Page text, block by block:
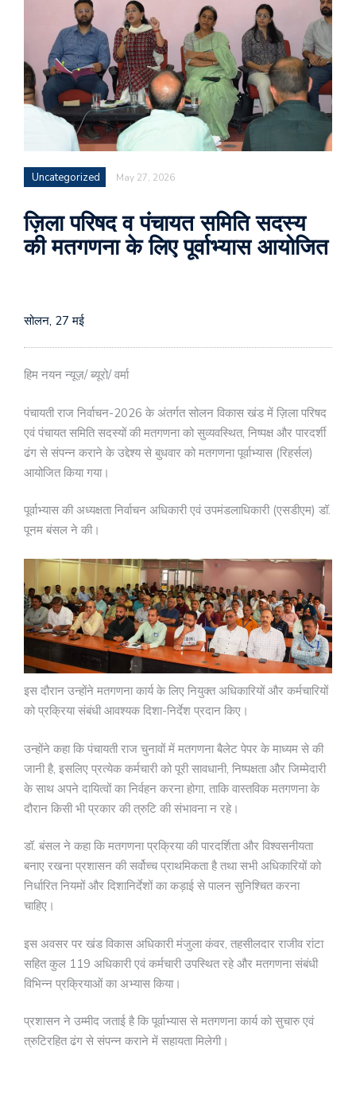
Uncategorized May 27, 2026
ज़िला परिषद व पंचायत समिति सदस्य
की मतगणना के लिए पूर्वाभ्यास आयोजित
सोलन, 27 मई
हिम नयन न्यूज़/ ब्यूरो/ वर्मा
पंचायती राज निर्वाचन-2026 के अंतर्गत सोलन विकास खंड में ज़िला परिषद
एवं पंचायत समिति सदस्यों की मतगणना को सुव्यवस्थित, निष्पक्ष और पारदर्शी
ढंग से संपन्न कराने के उद्देश्य से बुधवार को मतगणना पूर्वाभ्यास (रिहर्सल)
आयोजित किया गया।
पूर्वाभ्यास की अध्यक्षता निर्वाचन अधिकारी एवं उपमंडलाधिकारी (एसडीएम) डॉ.
पूनम बंसल ने की।
इस दौरान उन्होंने मतगणना कार्य के लिए नियुक्त अधिकारियों और कर्मचारियों
को प्रक्रिया संबंधी आवश्यक दिशा-निर्देश प्रदान किए।
उन्होंने कहा कि पंचायती राज चुनावों में मतगणना बैलेट पेपर के माध्यम से की
जानी है, इसलिए प्रत्येक कर्मचारी को पूरी सावधानी, निष्पक्षता और जिम्मेदारी
के साथ अपने दायित्वों का निर्वहन करना होगा, ताकि वास्तविक मतगणना के
दौरान किसी भी प्रकार की त्रुटि की संभावना न रहे।
डॉ. बंसल ने कहा कि मतगणना प्रक्रिया की पारदर्शिता और विश्वसनीयता
बनाए रखना प्रशासन की सर्वोच्च प्राथमिकता है तथा सभी अधिकारियों को
निर्धारित नियमों और दिशानिर्देशों का कड़ाई से पालन सुनिश्चित करना
चाहिए।
इस अवसर पर खंड विकास अधिकारी मंजुला कंवर, तहसीलदार राजीव रांटा
सहित कुल 119 अधिकारी एवं कर्मचारी उपस्थित रहे और मतगणना संबंधी
विभिन्न प्रक्रियाओं का अभ्यास किया।
प्रशासन ने उम्मीद जताई है कि पूर्वाभ्यास से मतगणना कार्य को सुचारु एवं
त्रुटिरहित ढंग से संपन्न कराने में सहायता मिलेगी।